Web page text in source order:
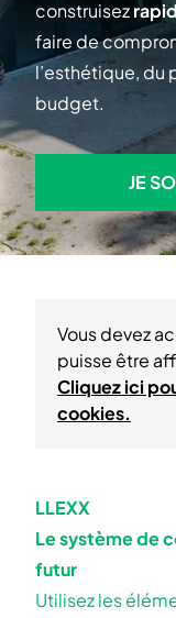
construisez
faire de
l’esthétique, du
budget.
JE
LLEXX
Le système de
futur
Utilisez les
Vous devez
puisse être
Cliquez ici
cookies.